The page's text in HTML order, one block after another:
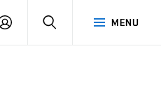
MENU
PŘIHLÁSIT